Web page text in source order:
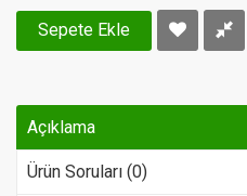
Sepete Ekle
Açıklama
Ürün Soruları (0)